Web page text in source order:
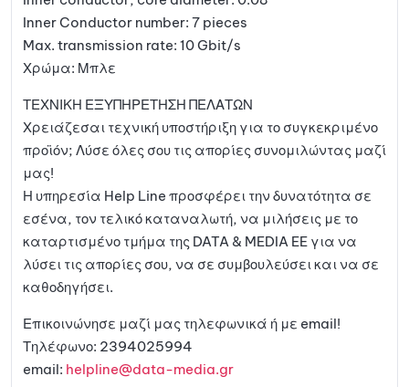
Inner Conductor number: 7 pieces
Max. transmission rate: 10 Gbit/s
Χρώμα: Μπλε
ΤΕΧΝΙΚΗ ΕΞΥΠΗΡΕΤΗΣΗ ΠΕΛΑΤΩΝ
Χρειάζεσαι τεχνική υποστήριξη για το συγκεκριμένο
προϊόν; Λύσε όλες σου τις απορίες συνομιλώντας μαζί
μας!
Η υπηρεσία Help Line προσφέρει την δυνατότητα σε
εσένα, τον τελικό καταναλωτή, να μιλήσεις με το
καταρτισμένο τμήμα της DATA & MEDIA EE για να
λύσει τις απορίες σου, να σε συμβουλεύσει και να σε
καθοδηγήσει.
Επικοινώνησε μαζί μας τηλεφωνικά ή με email!
Τηλέφωνο: 2394025994
email: helpline@data-media.gr